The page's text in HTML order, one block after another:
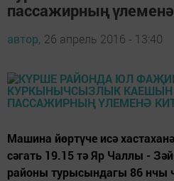
пассажирның
автор, 26 апрель 2016 - 13:40
Машина йөртүче исә
сәгать 19.15 тә Яр Чаллы -
районы турысындагы 86